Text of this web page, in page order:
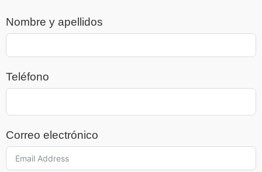
Nombre y apellidos
Teléfono
Correo electrónico